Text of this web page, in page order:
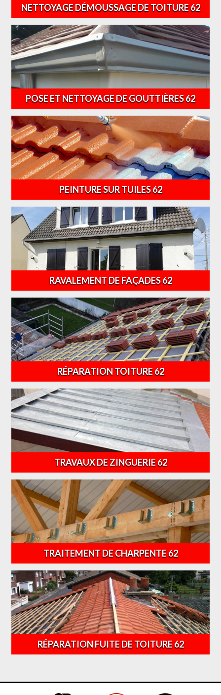
NETTOYAGE DÉMOUSSAGE DE TOITURE 62
POSE ET NETTOYAGE DE GOUTTIÈRES 62
PEINTURE SUR TUILES 62
RAVALEMENT DE FAÇADES 62
RÉPARATION TOITURE 62
TRAVAUX DE ZINGUERIE 62
TRAITEMENT DE CHARPENTE 62
RÉPARATION FUITE DE TOITURE 62